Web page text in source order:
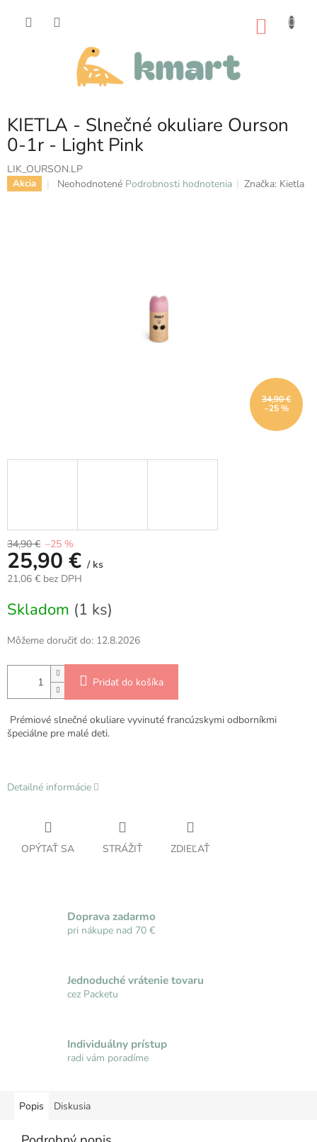
KIETLA - Slnečné okuliare Ourson
0-1r - Light Pink
LIK_OURSON.LP
Akcia
Priemerné
Neohodnotené Podrobnosti hodnotenia Značka: Kietla
34,90 €
–25 %
34,90 € –25 %
25,90 € / ks
21,06 € bez DPH
cena:
Skladom (1 ks)
Môžeme doručiť do: 12.8.2026
Pridať do košíka
Prémiové slnečné okuliare vyvinuté francúzskymi odborníkmi
špeciálne pre malé deti.
Detailné informácie
OPÝTAŤ SA STRÁŽIŤ ZDIEĽAŤ
Doprava zadarmo
pri nákupe nad 70 €
Jednoduché vrátenie tovaru
cez Packetu
Individuálny prístup
radi vám poradíme
Popis Diskusia